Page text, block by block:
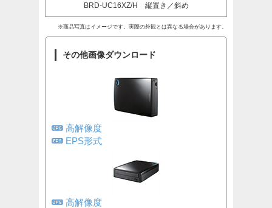
BRD-UC16XZ/H 縦置き／斜め
※商品写真はイメージです。実際の外観とは異なる場合があります。
その他画像ダウンロード
高解像度
EPS形式
高解像度